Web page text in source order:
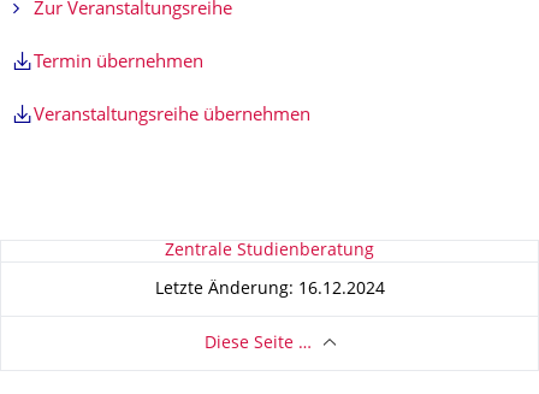
Zur Veranstaltungsreihe
Termin übernehmen
Veranstaltungsreihe übernehmen
Zu dieser SeiteZentrale Studienberatung
Letzte Änderung: 16.12.2024
Diese Seite …